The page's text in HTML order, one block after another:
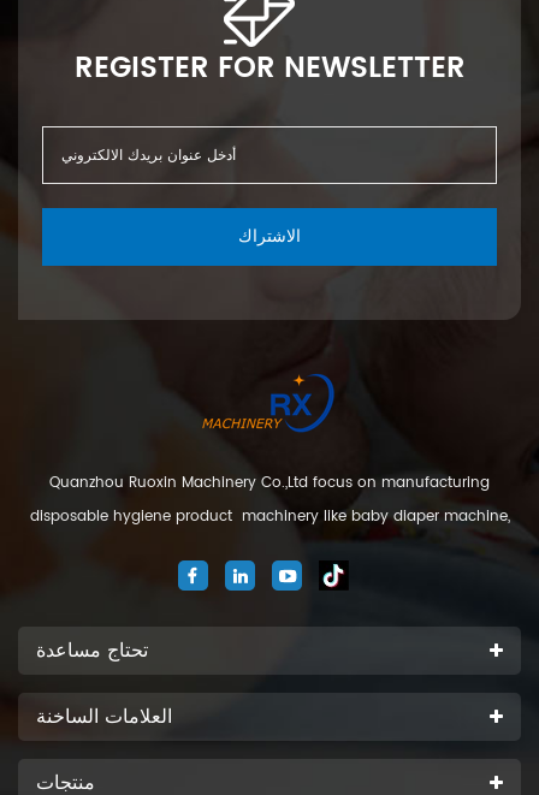
REGISTER FOR NEWSLETTER
الاشتراك
Quanzhou Ruoxin Machinery Co.,Ltd focus on manufacturing
disposable hygiene product machinery like baby diaper machine,
machine. We are located in Jinjiang city, Fujian Province, China. And
تحتاج مساعدة
العلامات الساخنة
منتجات